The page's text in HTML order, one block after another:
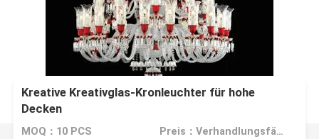
Kreative Kreativglas-Kronleuchter für hohe
Decken
MOQ：10 PCS Preis：Verhandlungsfähig